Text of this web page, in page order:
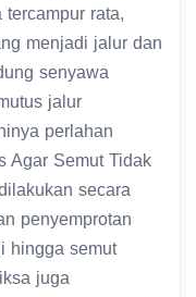
rata,
menjadi jalur dan
senyawa
jalur
perlahan
Agar Semut Tidak
secara
penyemprotan
hingga semut
juga